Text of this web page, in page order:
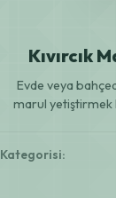
Kıvırcık
Evde veya
marul yetiştirmek
Kategorisi: